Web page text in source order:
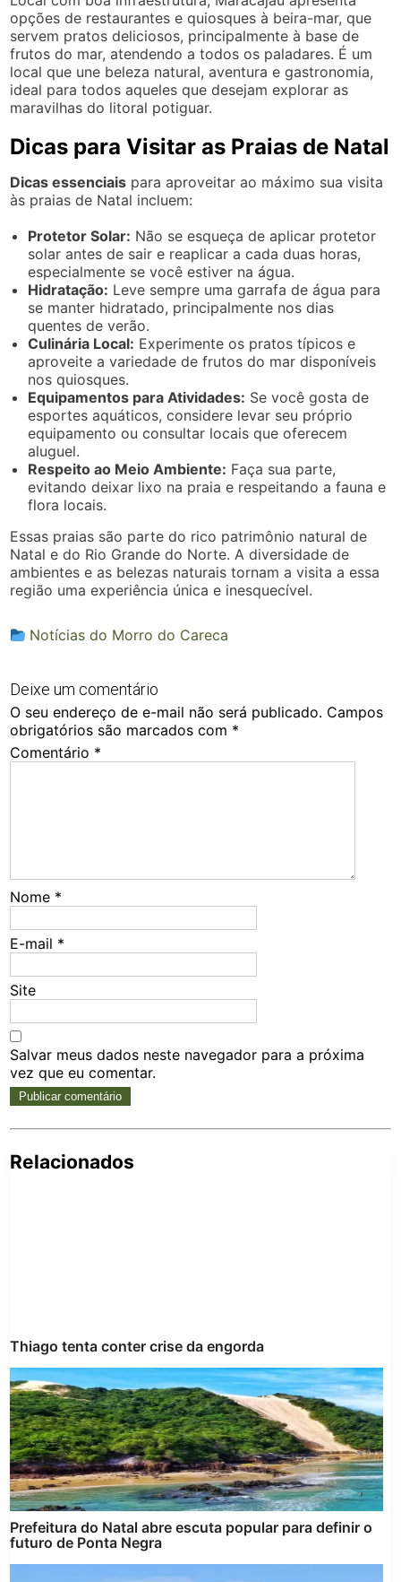
opções de restaurantes e quiosques à beira-mar, que
servem pratos deliciosos, principalmente à base de
frutos do mar, atendendo a todos os paladares. É um
local que une beleza natural, aventura e gastronomia,
ideal para todos aqueles que desejam explorar as
maravilhas do litoral potiguar.
Dicas para Visitar as Praias de Natal
Dicas essenciais para aproveitar ao máximo sua visita
às praias de Natal incluem:
Protetor Solar: Não se esqueça de aplicar protetor
solar antes de sair e reaplicar a cada duas horas,
especialmente se você estiver na água.
Hidratação: Leve sempre uma garrafa de água para
se manter hidratado, principalmente nos dias
quentes de verão.
Culinária Local: Experimente os pratos típicos e
aproveite a variedade de frutos do mar disponíveis
nos quiosques.
Equipamentos para Atividades: Se você gosta de
esportes aquáticos, considere levar seu próprio
equipamento ou consultar locais que oferecem
aluguel.
Respeito ao Meio Ambiente: Faça sua parte,
evitando deixar lixo na praia e respeitando a fauna e
flora locais.
Essas praias são parte do rico patrimônio natural de
Natal e do Rio Grande do Norte. A diversidade de
ambientes e as belezas naturais tornam a visita a essa
região uma experiência única e inesquecível.
Notícias do Morro do Careca
Deixe um comentário
O seu endereço de e-mail não será publicado. Campos
obrigatórios são marcados com *
Comentário *
Nome *
E-mail *
Site
Salvar meus dados neste navegador para a próxima
vez que eu comentar.
Relacionados
Thiago tenta conter crise da engorda
Prefeitura do Natal abre escuta popular para definir o
futuro de Ponta Negra